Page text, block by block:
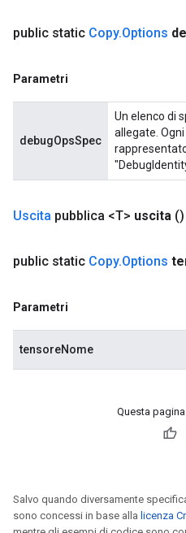
public static Copy.Options
Parametri
debugOpsSpec
Un elenco di
allegate.
Uscita pubblica <T> uscita ()
public static Copy.Options
Parametri
tensoreNome
Questa
Salvo quando diversamente
sono concessi in base alla licenza